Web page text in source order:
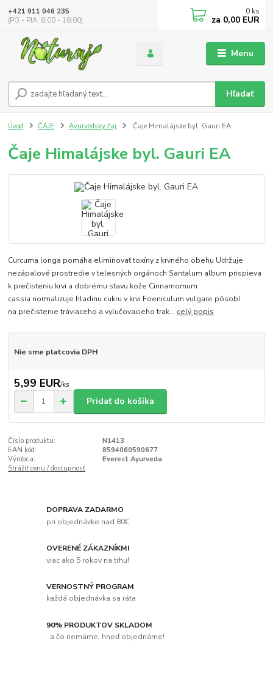
Menu
Hľadať
+421 911 046 235
(PO - PIA, 8:00 - 18:00)
0 ks
za 0,00 EUR
Úvod ČAJE Ayurvédsky čaj Čaje Himalájske byl. Gauri EA
Čaje Himalájske byl. Gauri EA
Curcuma longa pomáha eliminovať toxíny z krvného obehu Udržuje
nezápalové prostredie v telesných orgánoch Santalum album prispieva
k prečisteniu krvi a dobrému stavu kože Cinnamomum
cassia normalizuje hladinu cukru v krvi Foeniculum vulgare pôsobí
na prečistenie tráviaceho a vylučovacieho trak... celý popis
Nie sme platcovia DPH
5,99 EUR/ks
Pridať do košíka
Číslo produktu:
N1413
EAN kód:
8594060590677
Výrobca:
Everest Ayurveda
Strážiť cenu / dostupnosť
DOPRAVA ZADARMO
pri objednávke nad 80€
OVERENÉ ZÁKAZNÍKMI
viac ako 5 rokov na trhu!
VERNOSTNÝ PROGRAM
každá objednávka sa ráta
90% PRODUKTOV SKLADOM
..a čo nemáme, hneď objednáme!